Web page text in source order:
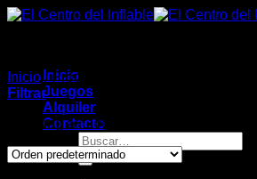
Saltar
Inicio
Juegos
Alquiler
Contacto
Buscar
por:
Inicio /Productos etiquetados “cocodrilo”
Filtrar
Showing all 2 results